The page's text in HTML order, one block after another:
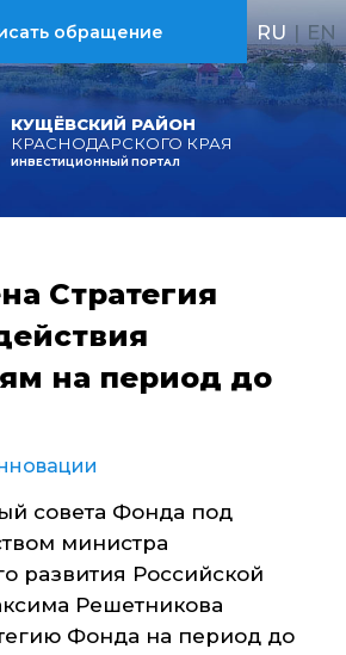
КУЩЁВСКИЙ РАЙОН
КРАСНОДАРСКОГО КРАЯ
ИНВЕСТИЦИОННЫЙ ПОРТАЛ
обращение RU | EN
Стратегия
на период до
совета Фонда под
министра
развития Российской
Решетникова
Фонда на период до